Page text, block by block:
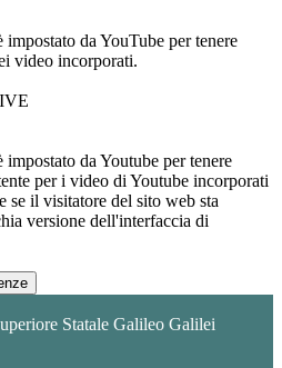
impostato da YouTube per tenere
video incorporati.
impostato da Youtube per tenere
per i video di Youtube incorporati
se il visitatore del sito web sta
versione dell'interfaccia di
Statale Galileo Galilei